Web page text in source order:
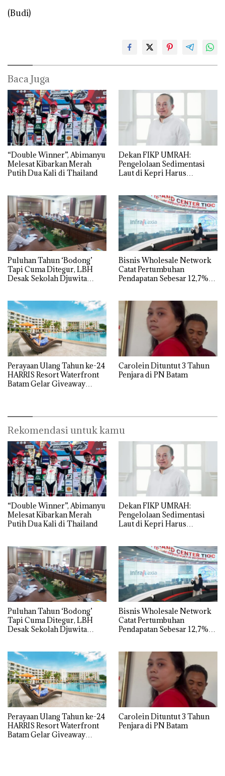
(Budi)
Baca Juga
“Double Winner”, Abimanyu
Melesat Kibarkan Merah
Putih Dua Kali di Thailand
Dekan FIKP UMRAH:
Pengelolaan Sedimentasi
Laut di Kepri Harus
dengan Konservasi
Puluhan Tahun ‘Bodong’
Tapi Cuma Ditegur, LBH
Desak Sekolah Djuwita
Bisnis Wholesale Network
Catat Pertumbuhan
Pendapatan Sebesar 12,7%
Perayaan Ulang Tahun ke-24
HARRIS Resort Waterfront
Batam Gelar Giveaway
Carolein Dituntut 3 Tahun
Penjara di PN Batam
Rekomendasi untuk kamu
“Double Winner”, Abimanyu
Melesat Kibarkan Merah
Putih Dua Kali di Thailand
Dekan FIKP UMRAH:
Pengelolaan Sedimentasi
Laut di Kepri Harus
dengan Konservasi
Puluhan Tahun ‘Bodong’
Tapi Cuma Ditegur, LBH
Desak Sekolah Djuwita
Bisnis Wholesale Network
Catat Pertumbuhan
Pendapatan Sebesar 12,7%
Perayaan Ulang Tahun ke-24
HARRIS Resort Waterfront
Batam Gelar Giveaway
Carolein Dituntut 3 Tahun
Penjara di PN Batam